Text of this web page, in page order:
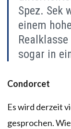
Spez. Sek
einem
sogar in
Condorcet
Es wird derzeit
gesprochen.